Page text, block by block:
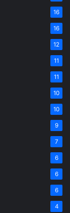
16
16
12
11
11
10
10
9
7
6
6
6
4